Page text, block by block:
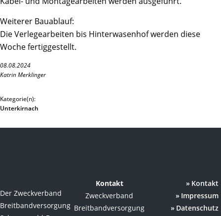
Weiterer Bauablauf:
Die Verlegearbeiten bis Hinterwasenhof werden diese
Woche fertiggestellt.
08.08.2024
Katrin Merklinger
Kategorie(n):
Unterkirnach
Der Zweckverband
Breitbandversorgung
Kontakt
Zweckverband
Breitbandversorgung
Kontakt
Impressum
Datenschutz